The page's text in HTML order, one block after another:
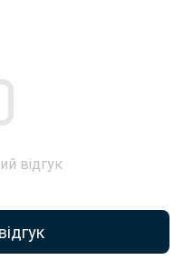
відгук